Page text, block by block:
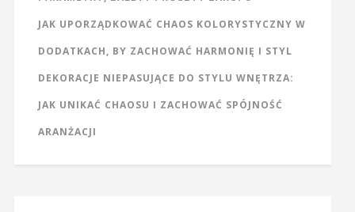
JAK UPORZĄDKOWAĆ CHAOS KOLORYSTYCZNY W
DODATKACH, BY ZACHOWAĆ HARMONIĘ I STYL
DEKORACJE NIEPASUJĄCE DO STYLU WNĘTRZA:
JAK UNIKAĆ CHAOSU I ZACHOWAĆ SPÓJNOŚĆ
ARANŻACJI